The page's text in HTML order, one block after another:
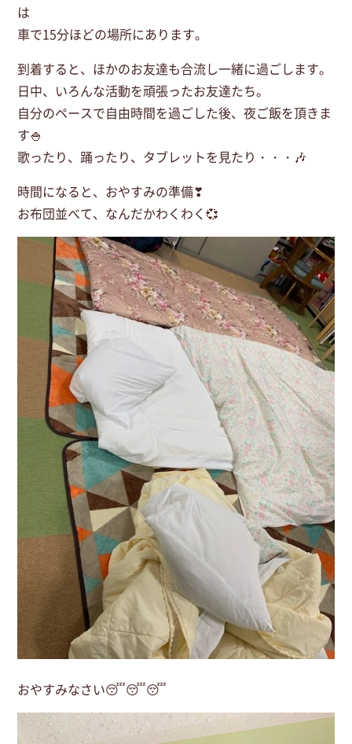
は
車で15分ほどの場所にあります。
到着すると、ほかのお友達も合流し一緒に過ごします。
日中、いろんな活動を頑張ったお友達たち。
自分のペースで自由時間を過ごした後、夜ご飯を頂きま
す🍚
歌ったり、踊ったり、タブレットを見たり・・・🎶
時間になると、おやすみの準備❣
お布団並べて、なんだかわくわく💞
おやすみなさい😴😴😴